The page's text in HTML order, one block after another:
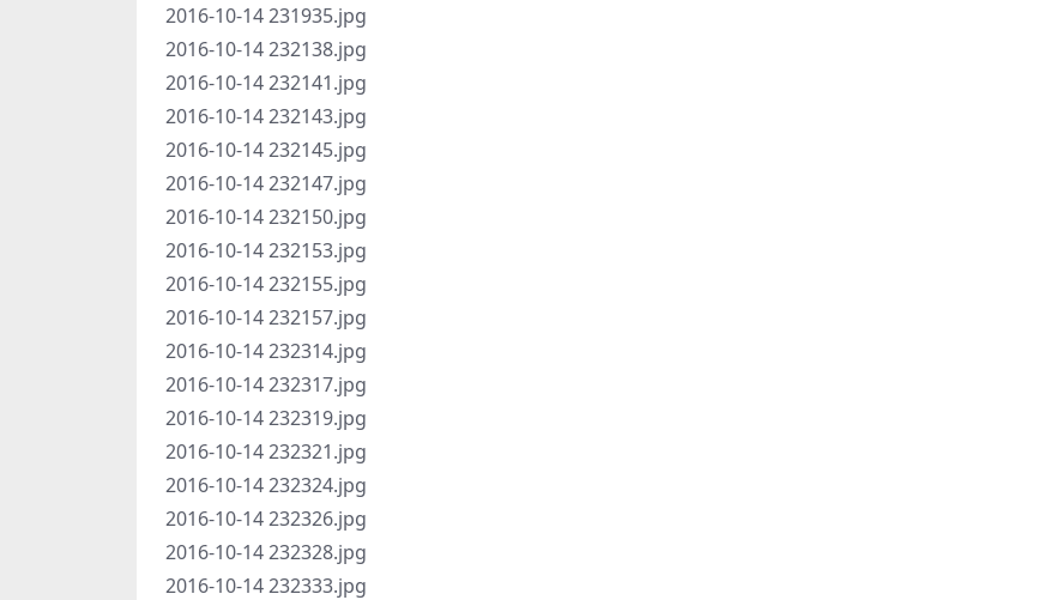
2016-10-14 231935.jpg
2016-10-14 232138.jpg
2016-10-14 232141.jpg
2016-10-14 232143.jpg
2016-10-14 232145.jpg
2016-10-14 232147.jpg
2016-10-14 232150.jpg
2016-10-14 232153.jpg
2016-10-14 232155.jpg
2016-10-14 232157.jpg
2016-10-14 232314.jpg
2016-10-14 232317.jpg
2016-10-14 232319.jpg
2016-10-14 232321.jpg
2016-10-14 232324.jpg
2016-10-14 232326.jpg
2016-10-14 232328.jpg
2016-10-14 232333.jpg